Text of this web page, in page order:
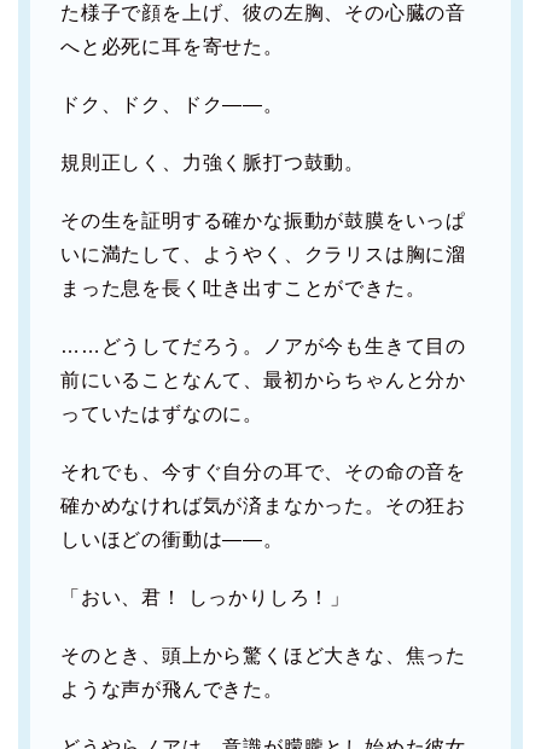
た様子で顔を上げ、彼の左胸、その心臓の音
へと必死に耳を寄せた。
ドク、ドク、ドク――。
規則正しく、力強く脈打つ鼓動。
その生を証明する確かな振動が鼓膜をいっぱ
いに満たして、ようやく、クラリスは胸に溜
まった息を長く吐き出すことができた。
……どうしてだろう。ノアが今も生きて目の
前にいることなんて、最初からちゃんと分か
っていたはずなのに。
それでも、今すぐ自分の耳で、その命の音を
確かめなければ気が済まなかった。その狂お
しいほどの衝動は――。
「おい、君！ しっかりしろ！」
そのとき、頭上から驚くほど大きな、焦った
ような声が飛んできた。